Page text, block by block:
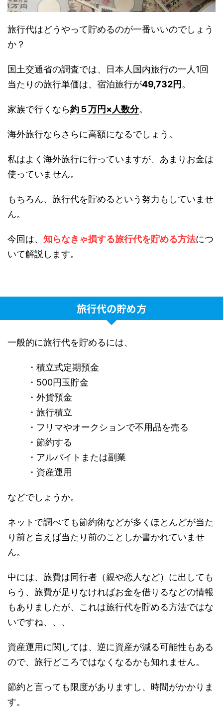
旅行代はどうやって貯めるのが一番いいのでしょう
か？
国土交通省の調査では、日本人国内旅行の一人1回
当たりの旅行単価は、宿泊旅行が49,732円。
家族で行くなら約５万円×人数分。
海外旅行ならさらに高額になるでしょう。
私はよく海外旅行に行っていますが、あまりお金は
使っていません。
もちろん、旅行代を貯めるという努力もしていませ
ん。
今回は、 知らなきゃ損する旅行代を貯める方法につ
いて解説します。
旅行代の貯め方
一般的に旅行代を貯めるには、
・積立式定期預金
・500円玉貯金
・外貨預金
・旅行積立
・フリマやオークションで不用品を売る
・節約する
・アルバイトまたは副業
・資産運用
などでしょうか。
ネットで調べても節約術などが多くほとんどが当た
り前と言えば当たり前のことしか書かれていませ
ん。
中には、旅費は同行者（親や恋人など）に出しても
らう、旅費が足りなければお金を借りるなどの情報
もありましたが、これは旅行代を貯める方法ではな
いですね、、、
資産運用に関しては、逆に資産が減る可能性もある
ので、旅行どころではなくなるかも知れません。
節約と言っても限度がありますし、時間がかかりま
す。